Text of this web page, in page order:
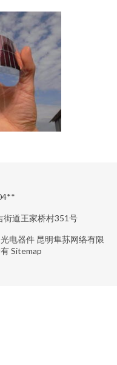
街道王家桥村351号
光电器件 昆明隼荪网络有限
Sitemap